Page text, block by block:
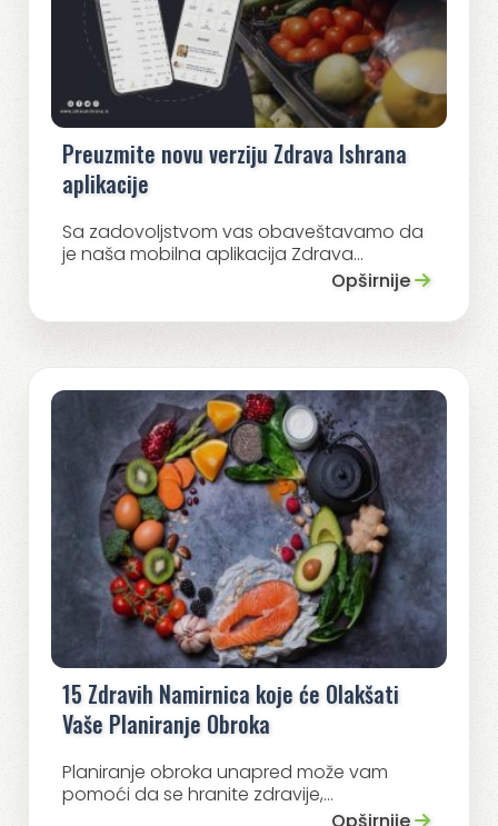
Preuzmite novu verziju Zdrava Ishrana
aplikacije
Sa zadovoljstvom vas obaveštavamo da
je naša mobilna aplikacija Zdrava...
Opširnije
15 Zdravih Namirnica koje će Olakšati
Vaše Planiranje Obroka
Planiranje obroka unapred može vam
pomoći da se hranite zdravije,...